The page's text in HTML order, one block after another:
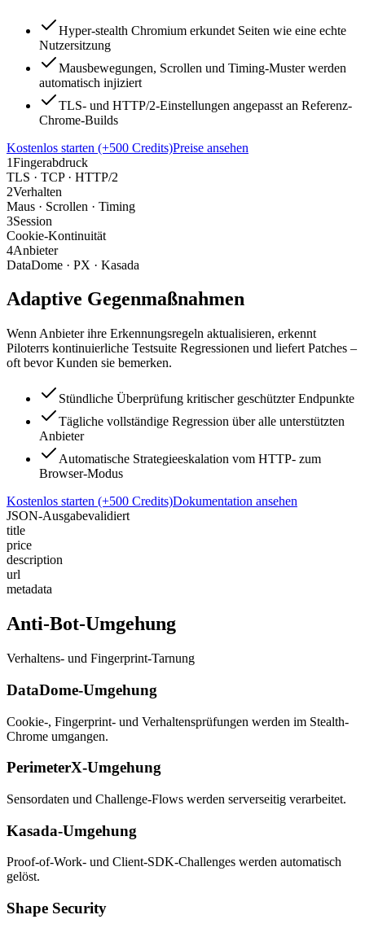
Hyper-stealth Chromium erkundet Seiten wie eine echte
Nutzersitzung
Mausbewegungen, Scrollen und Timing-Muster werden
automatisch injiziert
TLS- und HTTP/2-Einstellungen angepasst an Referenz-
Chrome-Builds
Kostenlos starten (+500 Credits)Preise ansehen
1Fingerabdruck
TLS · TCP · HTTP/2
2Verhalten
Maus · Scrollen · Timing
3Session
Cookie-Kontinuität
4Anbieter
DataDome · PX · Kasada
Adaptive Gegenmaßnahmen
Wenn Anbieter ihre Erkennungsregeln aktualisieren, erkennt
Piloterrs kontinuierliche Testsuite Regressionen und liefert Patches –
oft bevor Kunden sie bemerken.
Stündliche Überprüfung kritischer geschützter Endpunkte
Tägliche vollständige Regression über alle unterstützten
Anbieter
Automatische Strategieeskalation vom HTTP- zum
Browser-Modus
Kostenlos starten (+500 Credits)Dokumentation ansehen
JSON-Ausgabevalidiert
title
price
description
url
metadata
Anti-Bot-Umgehung
Verhaltens- und Fingerprint-Tarnung
DataDome-Umgehung
Cookie-, Fingerprint- und Verhaltensprüfungen werden im Stealth-
Chrome umgangen.
PerimeterX-Umgehung
Sensordaten und Challenge-Flows werden serverseitig verarbeitet.
Kasada-Umgehung
Proof-of-Work- und Client-SDK-Challenges werden automatisch
gelöst.
Shape Security